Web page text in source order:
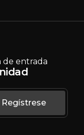
de entrada
Regístrese